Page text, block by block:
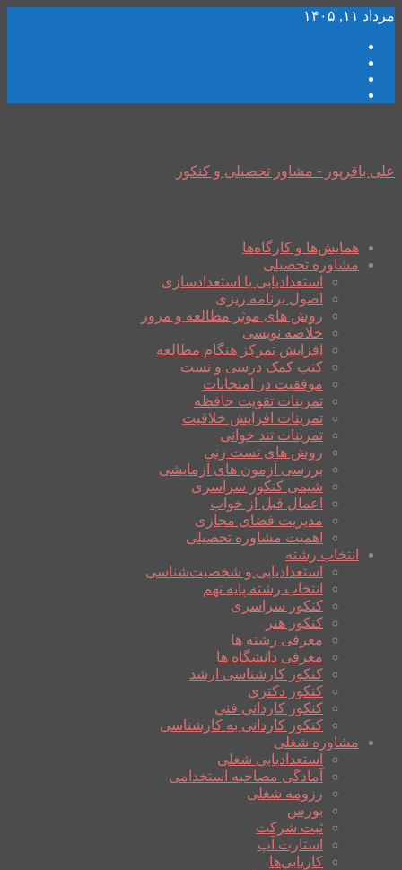
مرداد ۱۱, ۱۴۰۵
علی باقرپور - مشاور تحصیلی و کنکور
همایش‌ها و کارگاه‌ها
مشاوره تحصیلی
استعدادیابی یا استعدادسازی
اصول برنامه ریزی
روش های موثر مطالعه و مرور
خلاصه نویسی
افزایش تمرکز هنگام مطالعه
کتب کمک درسی و تست
موفقیت در امتحانات
تمرینات تقویت حافظه
تمرینات افزایش خلاقیت
تمرینات تند خوانی
روش های تست زنی
بررسی آزمون های آزمایشی
شیمی کنکور سراسری
اعمال قبل از خواب
مدیریت فضای مجازی
اهمیت مشاوره تحصیلی
انتخاب رشته
استعدادیابی و شخصیت‌شناسی
انتخاب رشته پایه نهم
کنکور سراسری
کنکور هنر
معرفی رشته ها
معرفی دانشگاه ها
کنکور کارشناسی ارشد
کنکور دکتری
کنکور کاردانی فنی
کنکور کاردانی به کارشناسی
مشاوره شغلی
استعدادیابی شغلی
آمادگی مصاحبه استخدامی
رزومه شغلی
بورس
ثبت شرکت
استارت آپ
کاریابی‌ها